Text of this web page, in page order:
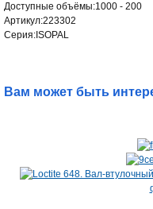
Доступные объёмы:1000 - 200
Артикул:223302
Серия:ISOPAL
Вам может быть